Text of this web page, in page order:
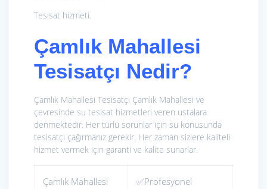
Tesisat hizmeti.
Çamlık Mahallesi
Tesisatçı Nedir?
Çamlık Mahallesi Tesisatçı Çamlık Mahallesi ve
çevresinde su tesisat hizmetleri veren ustalara
denmektedir. Her türlü sorunlar için su konusunda
tesisatçı çağırmanız gerekir. Her zaman sizlere kaliteli
hizmet vermek için garanti ve kalite sunarlar.
Çamlık Mahallesi
✅Profesyonel